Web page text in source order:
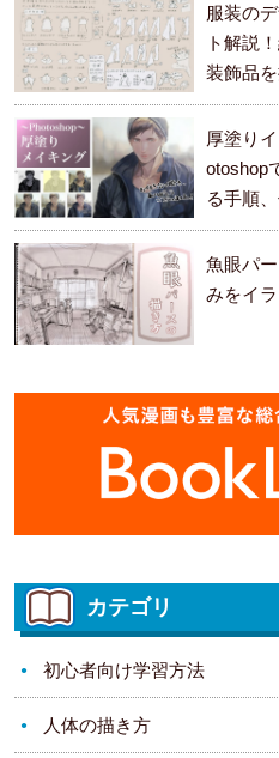
服装の
ト解説
装飾品を
厚塗り
otoshop
る手順
ます。
魚眼パ
みをイ
カテゴリ
初心者向け学習方法
人体の描き方